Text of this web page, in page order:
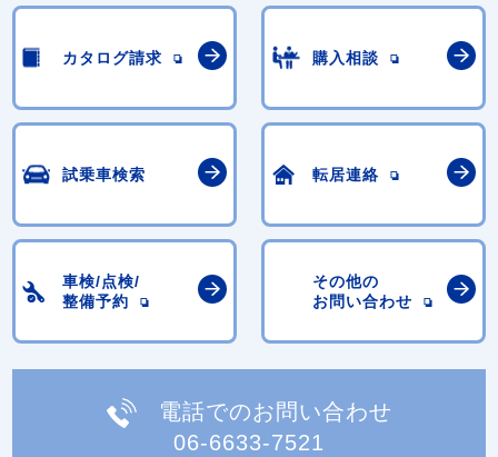
カタログ請求 購入相談
試乗車検索 転居連絡
車検/点検/
整備予約
その他の
お問い合わせ
電話でのお問い合わせ
06-6633-7521